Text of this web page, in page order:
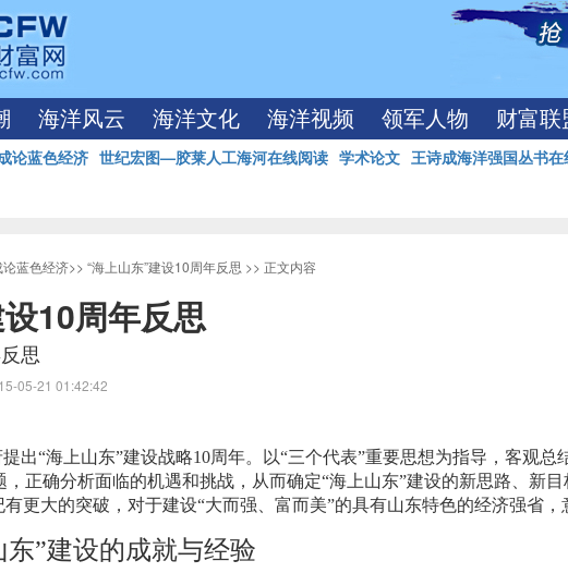
海洋风云 海洋文化 海洋视频 领军人物 财富联
论蓝色经济 世纪宏图—胶莱人工海河在线阅读 学术论文 王诗成海洋强国丛书
论蓝色经济>> “海上山东”建设10周年反思 >> 正文内容
10周年反思
思
05-21 01:42:42
出“海上山东”建设战略10周年。以“三个代表”重要思想为指导，客观总
正确分析面临的机遇和挑战，从而确定“海上山东”建设的新思路、新
更大的突破，对于建设“大而强、富而美”的具有山东特色的经济强省，
东”建设的成就与经验